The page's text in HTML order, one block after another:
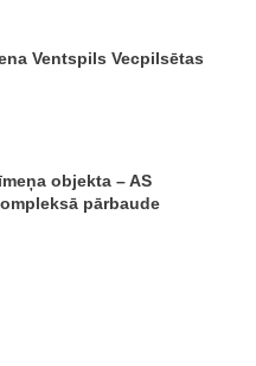
Ventspils Vecpilsētas
objekta – AS
pārbaude